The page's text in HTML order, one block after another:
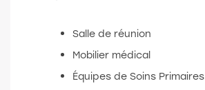
Salle de réunion
Mobilier médical
Équipes de Soins Primaires